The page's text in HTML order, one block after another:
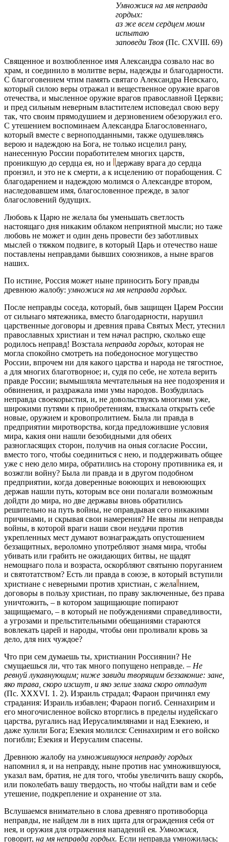
Умножися на мя неправда
гордых:
аз же всем сердцем моим
испытаю
заповеди Твоя (Пс. CXVIII. 69)
Священное и возлюбленное имя Александра созвало нас во
храм, и соединило в молитве веры, надежды и благодарности.
С благоговением чтим память святаго Александра Невскаго,
который силою веры отражал и вещественное оружие врагов
отечества, и мысленное оружие врагов православной Церкви;
и пред сильным неверным властителем исповедал свою веру
так, что своим прямодушием и дерзновением обезоружил его.
С утешением воспоминаем Александра Благословеннаго,
который вместе с верноподданными, также одушевляясь
верою и надеждою на Бога, не только исцелил рану,
нанесенную России поработителем многих царств,
проникшую до сердца ея, но и
державу врага до сердца
пронзил, и это не к смерти, а к исцелению от порабощения. С
благодарением и надеждою молимся о Александре втором,
наследовавшем имя, благословенное прежде, в залог
благословений будущих.
Любовь к Царю не желала бы уменьшать светлость
настоящаго дня никаким облаком неприятной мысли; но таже
любовь не может и один день провести без заботливых
мыслей о тяжком подвиге, в который Царь и отечество наше
поставлены неправдами бывших союзников, а ныне врагов
наших.
По истине, Россия может ныне приносить Богу правды
древнюю жалобу: умножися на мя неправда гордых.
После неправды соседа, который, быв защищен Царем России
от сильнаго мятежника, вместо благодарности, нарушил
царственные договоры и древния права Святых Мест, утеснил
православных христиан и тем начал распрю, сколько еще
родилось неправд! Возстала неправда гордых, которая не
могла спокойно смотреть на победоносное могущество
России, впрочем ни для какого царства и народа не тягостное,
а для многих благотворное; и, судя по себе, не хотела верить
правде России; вымышляла мечтательныя на нее подозрения и
обвинения, и раздражала ими умы народов. Возбудилась
неправда своекорыстия, и, не довольствуясь многими уже,
широкими путями к приобретениям, взыскала открыть себе
новые, оружием и кровопролитием. Была ли правда в
предприятии миротворства, когда предложившие условия
мира, какия они нашли безобидными для обеих
разногласящих сторон, получив на оныя согласие России,
вместо того, чтобы соединиться с нею, и поддерживать общее
уже с нею дело мира, обратились на сторону противника ея, и
возжгли войну? Была ли правда и в другом подобном
предприятии, когда доверенные воюющих и невоюющих
держав нашли путь, которым все они полагали возможным
дойдти до мира, но две державы вновь обратились
решительно на путь войны, не оправдывая сего никакими
причинами, и скрывая свои намерения? Не явны ли неправды
войны, в которой враги наши свои неудачи против
укрепленных мест думают вознаграждать опустошением
беззащитных, вероломно употребляют знамя мира, чтобы
убивать или грабить не ожидающих битвы, не щадят
немощнаго пола и возраста, оскорбляют святыню поруганием
и святотатством? Есть ли правда в союзе, в который вступили
христиане с неверными против христиан, с жела нием,
договоры в пользу христиан, по праву заключенные, без права
уничтожить, – в котором защищающие попирают
защищаемаго, – в который не побуждениями справедливости,
а угрозами и прельстительными обещаниями стараются
вовлекать царей и народы, чтобы они проливали кровь за
дело, для них чуждое?
Что при сем думаешь ты, христианин Россиянин? Не
смущаешься ли, что так много попущено неправде. – Не
ревнуй лукавнующим; ниже завиди творящим беззаконие: зане,
яко трава, скоро изсшут, и яко зелие злака скоро отпадут
(Пс. XXXVI. 1. 2). Израиль страдал; Фараон причинял ему
страдания: Израиль избавлен; Фараон погиб. Сеннахирим и
его многочисленное войско вторглись в пределы иудейскаго
царства, ругались над Иерусалимлянами и над Езекиею, и
даже хулили Бога; Езекия молился: Сеннахирим и его войско
погибли; Езекия и Иерусалим спасены.
Древнюю жалобу на умножившуюся неправду гордых
напомнил я, и на неправду, ныне против нас умножившуюся,
указал вам, братия, не для того, чтобы увеличить вашу скорбь,
или поколебать вашу твердость, но чтобы найдти вам и себе
утешение, подкрепление и охранение от зла.
Вслушаемся внимательно в слова древняго противоборца
неправды, не найдем ли в них щита для ограждения себя от
нея, и оружия для отражения нападений ея. Умножися,
говорит, на мя неправда гордых. Если неправда умножилась;